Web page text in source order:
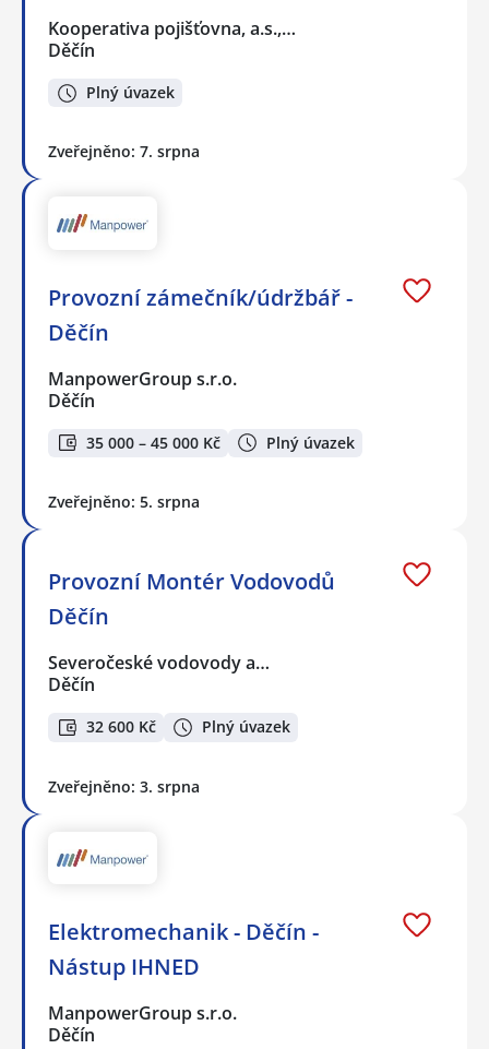
Kooperativa pojišťovna, a.s.,…
Děčín
Plný úvazek
Zveřejněno: 7. srpna
Provozní zámečník/údržbář -
Děčín
ManpowerGroup s.r.o.
Děčín
35 000 – 45 000 Kč Plný úvazek
Zveřejněno: 5. srpna
Provozní Montér Vodovodů
Děčín
Severočeské vodovody a…
Děčín
32 600 Kč Plný úvazek
Zveřejněno: 3. srpna
Elektromechanik - Děčín -
Nástup IHNED
ManpowerGroup s.r.o.
Děčín